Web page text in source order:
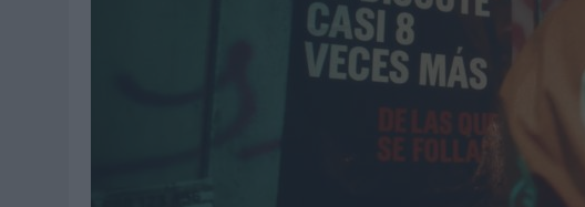
‘LA ÚNICA CERVEZA DEL MUNDO QUE SE DISFRUTA DOS VECES’, DE
‘EL FÚTBOL SIN LAS PERSONAS’, DE DENTSU CREATIVE PARA ORANGE
CAPAZ, LA CERVEZA QUE CONVIERTE CADA BOTELLA EN UNA
BABARIA Y MAXIBON SON ‘EL MATCH PERFECTO DEL VERANO’
AUDIBLE REIVINDICA EL PODER TRANSFORMADOR DEL AUDIO EN SU